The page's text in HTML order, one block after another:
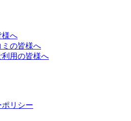
様へ
の皆様へ
用の皆様へ
リシー